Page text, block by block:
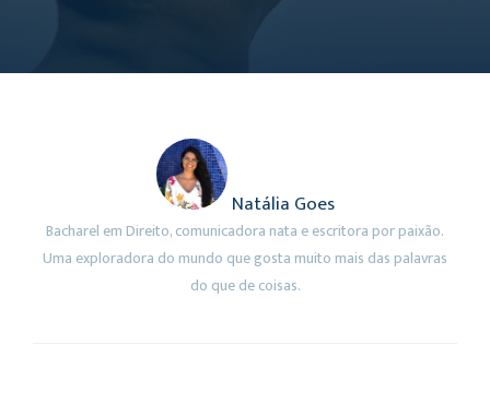
Natália Goes
Bacharel em Direito, comunicadora nata e escritora por paixão.
Uma exploradora do mundo que gosta muito mais das palavras
do que de coisas.